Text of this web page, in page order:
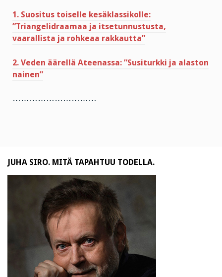
1. Suositus toiselle kesäklassikolle:
”Triangelidraamaa ja itsetunnustusta,
vaarallista ja rohkeaa rakkautta”
2. Veden äärellä Ateenassa: ”Susiturkki ja alaston
nainen”
…………………………
JUHA SIRO. MITÄ TAPAHTUU TODELLA.